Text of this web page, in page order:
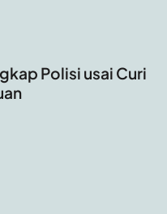
Polisi usai Curi